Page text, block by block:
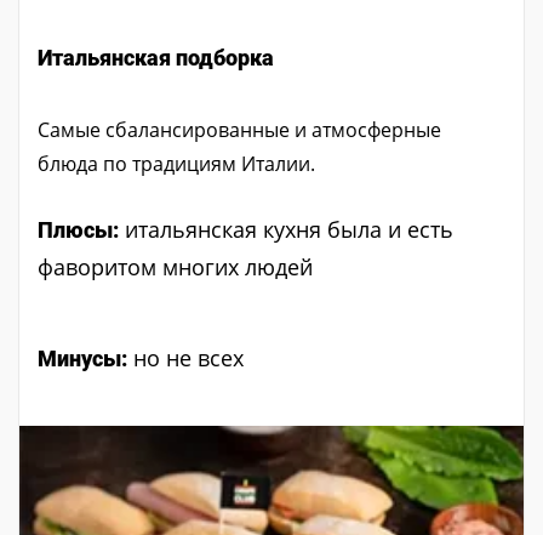
Итальянская подборка
Самые сбалансированные и атмосферные
блюда по традициям Италии.
Плюсы: итальянская кухня была и есть
фаворитом многих людей
Минусы: но не всех